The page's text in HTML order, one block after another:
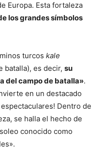
Europa. Esta fortaleza
los grandes símbolos
turcos kale
batalla), es decir, su
del campo de batalla».
en un destacado
Dentro de
se halla el hecho de
conocido como